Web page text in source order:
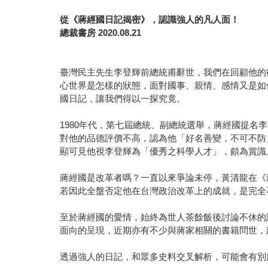
從《蔣經國日記揭密》，認識強人的凡人面！
總裁書房 2020.08.21
臺灣民主先生李登輝前總統甫辭世，我們在回顧他
心世界是怎樣的狀態，面對國事、親情、感情又是
國日記，讓我們得以一探究竟。
1980年代，第七屆總統、副總統選舉，蔣經國提名
對他的品德評價不高，認為他「好名善變，不可不
顯可見他視李登輝為「優秀之科學人才」，頗為賞
蔣經國是改革者嗎？一直以來爭論未停，黃清龍在
若因此全盤否定他在台灣政治改革上的成就，是完
至於蔣經國的愛情，始終為世人茶餘飯後討論不休
面向的呈現，近期亦有不少與蔣家相關的書籍問世
透過強人的日記，和眾多史料交叉解析，可能會有